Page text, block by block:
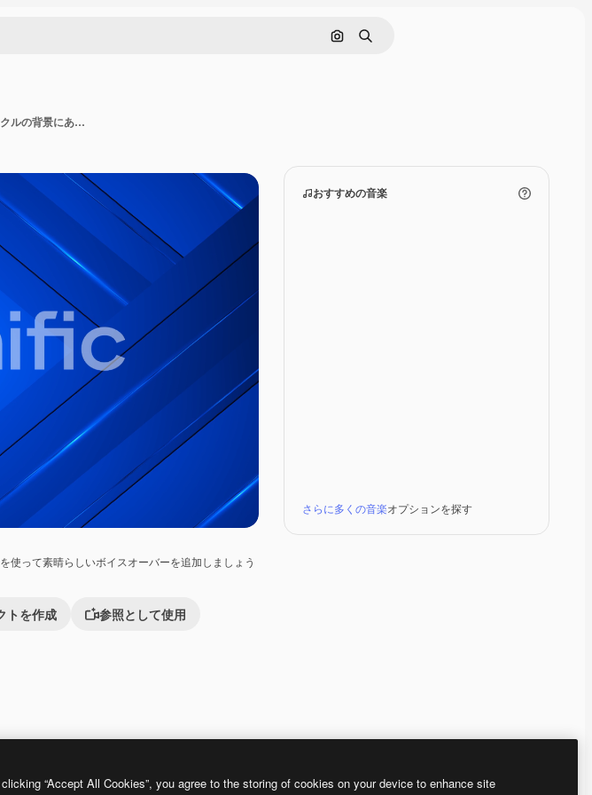
画像で検索
検索
を使って素晴らしいボイスオーバーを追加しましょう
トを作成 参照として使用
おすすめの音楽
さらに多くの音楽オプションを探す
未来的なデジタルデータ回線ネットワークの抽象的な線状パーティクルの背景にある抽象的な暗いパーティクル
“Accept All Cookies”, you agree to the storing of cookies on your device to enhance site